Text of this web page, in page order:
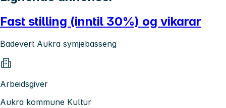
Fast stilling (inntil 30%) og vikarar
Badevert Aukra symjebasseng
Arbeidsgiver
Aukra kommune Kultur